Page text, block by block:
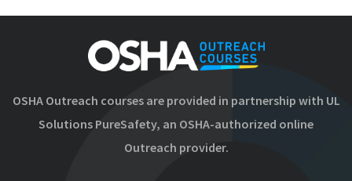
OSHA Outreach courses are provided in partnership with UL
Solutions PureSafety, an OSHA-authorized online
Outreach provider.